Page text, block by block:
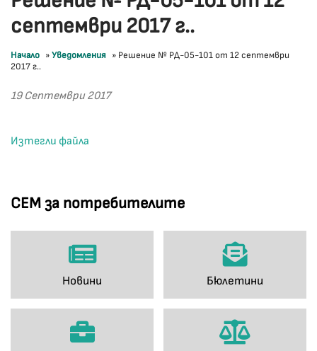
СЕМ за потребителите
Новини Бюлетини
септември 2017 г..
Начало »Уведомления » Решение № РД-05-101 от 12 септември
2017 г..
19 Септември 2017
Изтегли файла